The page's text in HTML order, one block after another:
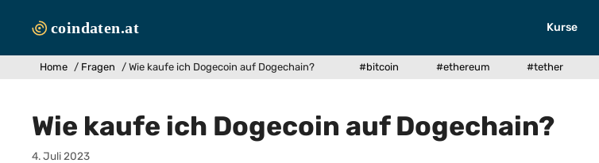
Inhalt
Kurse
Home / Fragen / Wie kaufe ich Dogecoin auf Dogechain? #bitcoin #ethereum #tether
Wie kaufe ich Dogecoin auf Dogechain?
4. Juli 2023